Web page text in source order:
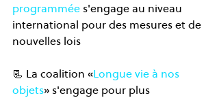
programmée s'engage au niveau
international pour des mesures et de
nouvelles lois
📃 La coalition «Longue vie à nos
objets» s'engage pour plus